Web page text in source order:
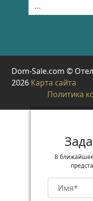
Dom-Sale.com ©
2026 Карта сайта
Политика
В